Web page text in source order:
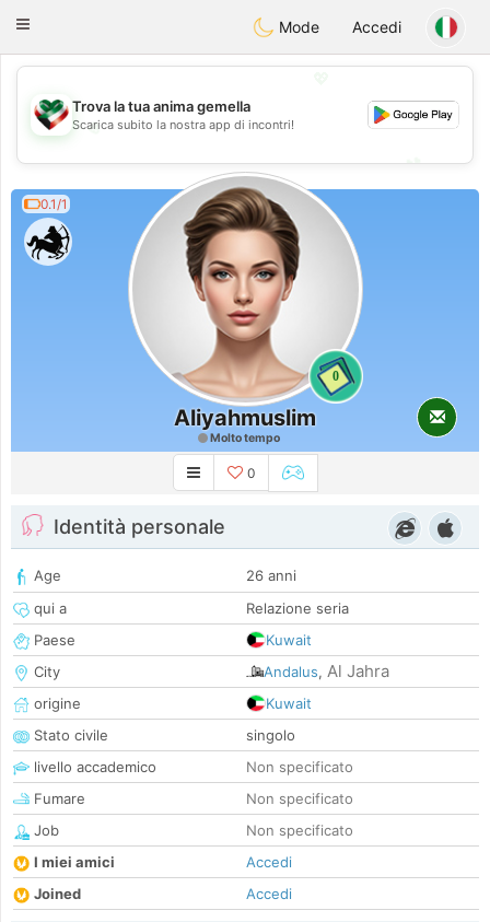
KuwaitChat
Toggle
Mode Accedi
💖
💕
💕
Trova la tua anima gemella
Scarica subito la nostra app di incontri!
0.1/1
0
Aliyahmuslim
Molto tempo
0
Identità personale
Age
26 anni
qui a
Relazione seria
Paese
Kuwait
City
Andalus, Al Jahra
origine
Kuwait
Stato civile
singolo
livello accademico
Non specificato
Fumare
Non specificato
Job
Non specificato
I miei amici
Accedi
Joined
Accedi